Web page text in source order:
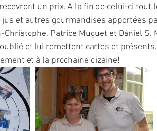
un prix. A la fin de celui-ci tout
et autres gourmandises apportées
Patrice Muguet et Daniel S.
et lui remettent cartes et
et à la prochaine dizaine!